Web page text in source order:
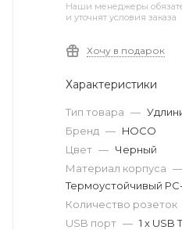
Наши менеджеры
и уточнят условия заказа
Хочу в подарок
Характеристики
Тип товара —
Бренд — HOCO
Цвет — Черный
Материал корпуса —
Термоустойчивый
Количество розеток
USB порт — 1 x USB